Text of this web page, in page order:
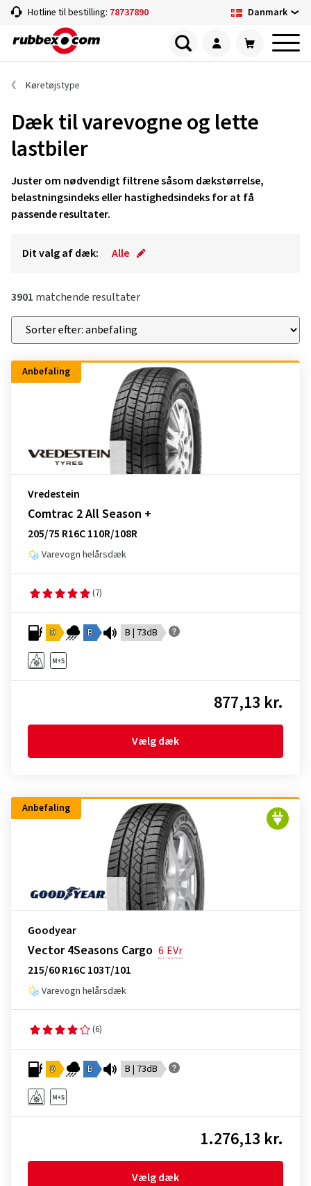
Hotline til bestilling: 78737890 Danmark
Køretøjstype
Dæk til varevogne og lette
lastbiler
Juster om nødvendigt filtrene såsom dækstørrelse,
belastningsindeks eller hastighedsindeks for at få
passende resultater.
Dit valg af dæk: Alle
3901 matchende resultater
Anbefaling
Vredestein
Comtrac 2 All Season +
205/75 R16C 110R/108R
Varevogn helårsdæk
(7)
D B B | 73dB
877,13 kr.
Vælg dæk
Anbefaling
Goodyear
Vector 4Seasons Cargo 6 EVr
215/60 R16C 103T/101
Varevogn helårsdæk
(6)
D B B | 73dB
1.276,13 kr.
Vælg dæk